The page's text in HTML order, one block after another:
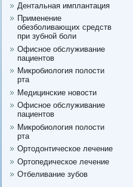
Дентальная имплантация
Применение
обезболивающих средств
при зубной боли
Офисное обслуживание
пациентов
Микробиология полости
рта
Медицинские новости
Офисное обслуживание
пациентов
Микробиология полости
рта
Ортодонтическое лечение
Ортопедическое лечение
Отбеливание зубов